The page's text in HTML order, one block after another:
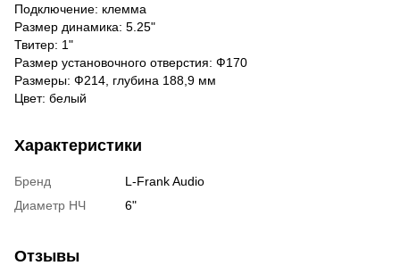
Подключение: клемма
Размер динамика: 5.25"
Твитер: 1"
Размер установочного отверстия: Ф170
Размеры: Ф214, глубина 188,9 мм
Цвет: белый
Характеристики
Бренд
L-Frank Audio
Диаметр НЧ
6"
Отзывы